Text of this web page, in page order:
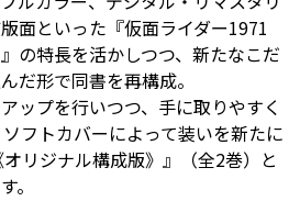
面といった『仮面ライダー1971
』の特長を活かしつつ、新たなこだ
だ形で同書を再構成。
ップを行いつつ、手に取りやすく
フトカバーによって装いを新たに
オリジナル構成版》』（全2巻）と
。